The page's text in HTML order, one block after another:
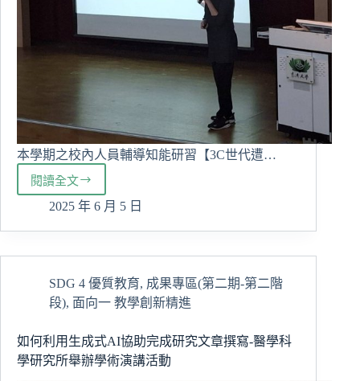
本學期之校內人員輔導知能研習【3C世代遭…
閱讀全文
導
師
知
研
習-3C
代
遭
2025 年 6 月 5 日
SDG 4 優質教育, 成果專區(第二期-第二階
段), 面向一 教學創新精進
如何利用生成式AI協助完成研究文章撰寫-醫學科
學研究所舉辦學術演講活動